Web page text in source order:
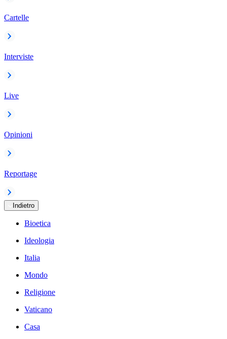
Cartelle
Interviste
Live
Opinioni
Reportage
Indietro
Bioetica
Ideologia
Italia
Mondo
Religione
Vaticano
Casa